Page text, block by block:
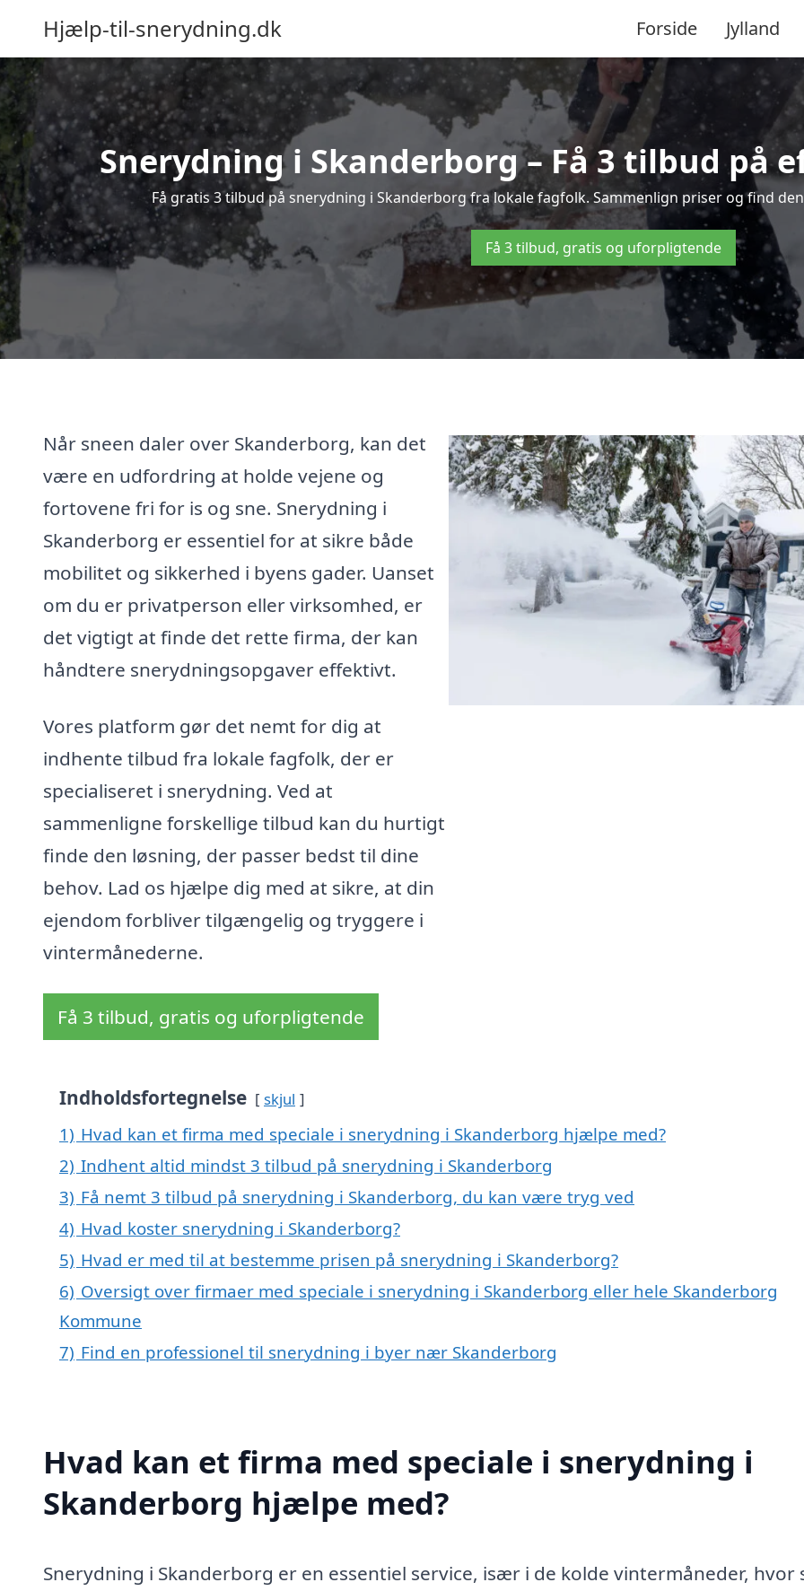
Hjælp-til-snerydning.dk Forside Jylland
Snerydning i Skanderborg – Få 3 tilbud på
Få gratis 3 tilbud på snerydning i Skanderborg fra lokale fagfolk. Sammenlign priser og find
Få 3 tilbud, gratis og uforpligtende
Når sneen daler over Skanderborg, kan det
være en udfordring at holde vejene og
fortovene fri for is og sne. Snerydning i
Skanderborg er essentiel for at sikre både
mobilitet og sikkerhed i byens gader. Uanset
om du er privatperson eller virksomhed, er
det vigtigt at finde det rette firma, der kan
håndtere snerydningsopgaver effektivt.
Vores platform gør det nemt for dig at
indhente tilbud fra lokale fagfolk, der er
specialiseret i snerydning. Ved at
sammenligne forskellige tilbud kan du hurtigt
finde den løsning, der passer bedst til dine
behov. Lad os hjælpe dig med at sikre, at din
ejendom forbliver tilgængelig og tryggere i
vintermånederne.
Få 3 tilbud, gratis og uforpligtende
Indholdsfortegnelse skjul
1) Hvad kan et firma med speciale i snerydning i Skanderborg hjælpe med?
2) Indhent altid mindst 3 tilbud på snerydning i Skanderborg
3) Få nemt 3 tilbud på snerydning i Skanderborg, du kan være tryg ved
4) Hvad koster snerydning i Skanderborg?
5) Hvad er med til at bestemme prisen på snerydning i Skanderborg?
6) Oversigt over firmaer med speciale i snerydning i Skanderborg eller hele Skanderborg
Kommune
7) Find en professionel til snerydning i byer nær Skanderborg
Hvad kan et firma med speciale i snerydning i
Skanderborg hjælpe med?
Snerydning i Skanderborg er en essentiel service, især i de kolde vintermåneder, hvor